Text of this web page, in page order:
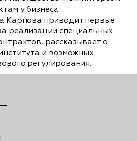
у бизнеса.
Карпова приводит первые
реализации специальных
рассказывает о
и возможных
регулирования.